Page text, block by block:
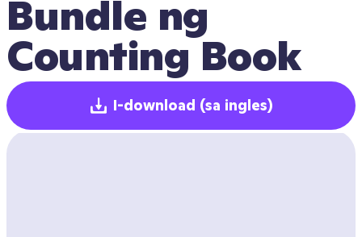
Bundle ng
Counting Book
I-download (sa ingles)